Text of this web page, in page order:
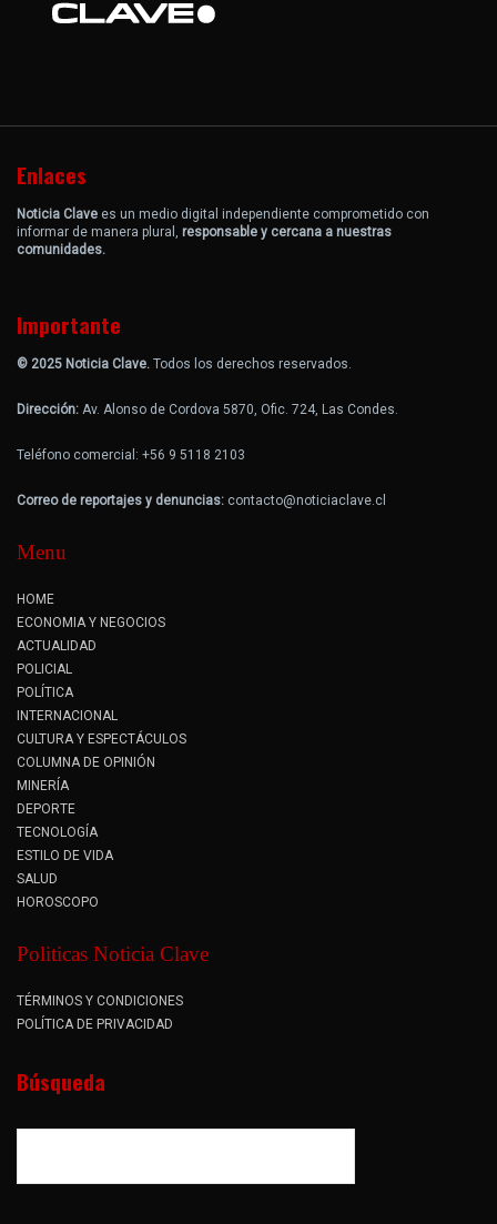
Enlaces
Noticia Clave es un medio digital independiente comprometido con
informar de manera plural, responsable y cercana a nuestras
comunidades.
Importante
© 2025 Noticia Clave. Todos los derechos reservados.
Dirección: Av. Alonso de Cordova 5870, Ofic. 724, Las Condes.
Teléfono comercial: +56 9 5118 2103
Correo de reportajes y denuncias: contacto@noticiaclave.cl
Menu
HOME
ECONOMIA Y NEGOCIOS
ACTUALIDAD
POLICIAL
POLÍTICA
INTERNACIONAL
CULTURA Y ESPECTÁCULOS
COLUMNA DE OPINIÓN
MINERÍA
DEPORTE
TECNOLOGÍA
ESTILO DE VIDA
SALUD
HOROSCOPO
Politicas Noticia Clave
TÉRMINOS Y CONDICIONES
POLÍTICA DE PRIVACIDAD
Búsqueda